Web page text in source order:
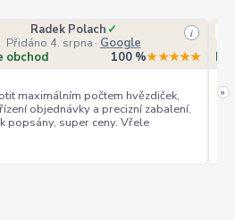
Radek Polach ✓
Přidáno 4. srpna · Google
i
obchod 100 %★★★★★
maximálním počtem hvězdiček,
objednávky a precizní zabalení.
popsány, super ceny. Vřele
»